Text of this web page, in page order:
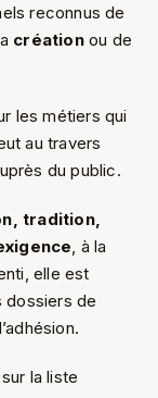
reconnus de
créationou de
les métiers qui
au travers
du public.
tradition,
, à la
elle est
dossiers de
la liste